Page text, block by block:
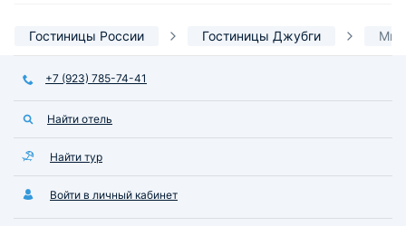
Гостиницы России Гостиницы Джубги
+7 (923) 785-74-41
Найти отель
Найти тур
Войти в личный кабинет